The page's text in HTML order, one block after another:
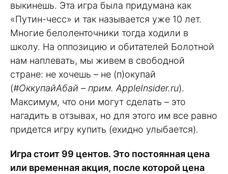
выкинешь. Эта игра была придумана как
«Путин-чесс» и так называется уже 10 лет.
Многие белоленточники тогда ходили в
школу. На оппозицию и обитателей Болотной
нам наплевать, мы живем в свободной
стране: не хочешь – не (п)окупай
(#ОккупайАбай – прим. AppleInsider.ru).
Максимум, что они могут сделать – это
нагадить в отзывах, но для этого им все равно
придется игру купить (ехидно улыбается).
Игра стоит 99 центов. Это постоянная цена
или временная акция, после которой цена